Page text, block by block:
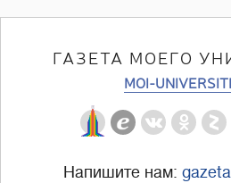
ГАЗЕТА МОЕГО
MOI-
Напишите нам: